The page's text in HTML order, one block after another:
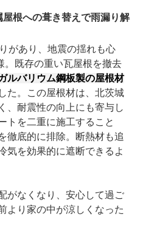
根への葺き替えで雨漏り解
があり、地震の揺れも心
。既存の重い瓦屋根を撤去
ルバリウム鋼板製の屋根材
た。この屋根材は、北茨城
、耐震性の向上にも寄与し
トを二重に施工すること
徹底的に排除。断熱材も追
気を効果的に遮断できるよ
がなくなり、安心して過ご
より家の中が涼しくなった